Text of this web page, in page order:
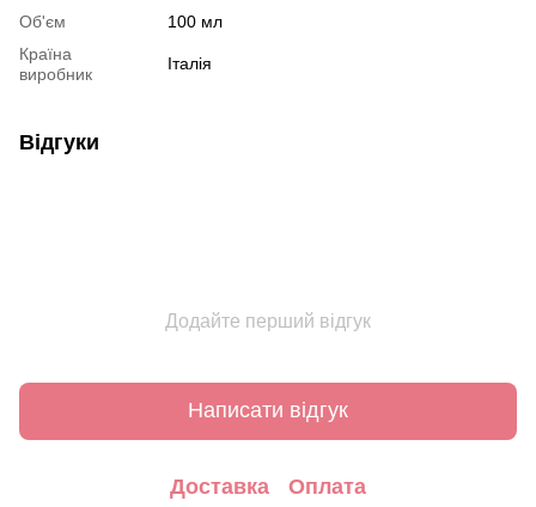
Об'єм
100 мл
Країна
виробник
Італія
Відгуки
Додайте перший відгук
Написати відгук
Доставка Оплата